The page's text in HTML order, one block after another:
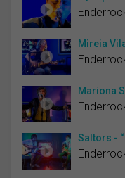
Mireia
Mariona
Saltors -